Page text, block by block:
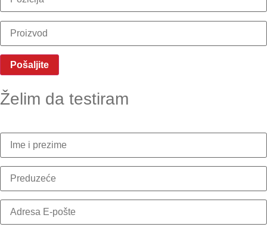
Želim da testiram